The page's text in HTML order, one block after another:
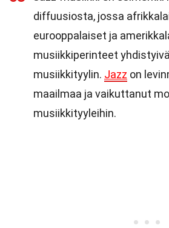
diffuusiosta, jossa
eurooppalaiset ja
musiikkiperinteet
musiikkityylin. Jazz on
maailmaa ja vaikuttanut
musiikkityyleihin.